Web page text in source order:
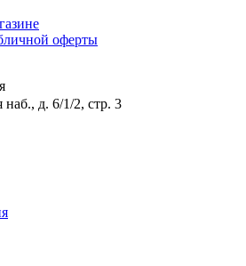
оферты
д. 6/1/2, стр. 3